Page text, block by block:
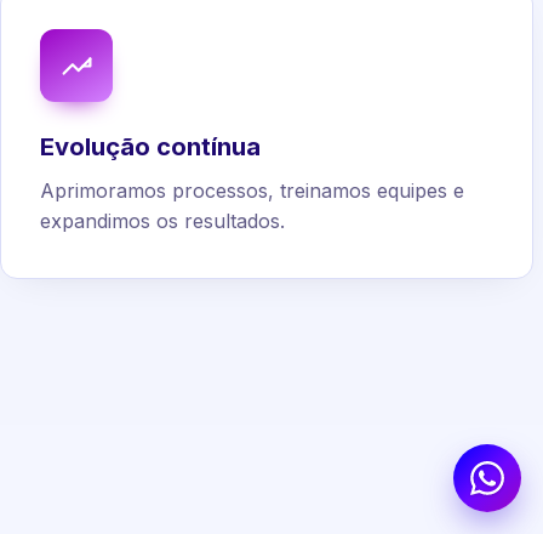
Evolução contínua
Aprimoramos processos, treinamos equipes e
expandimos os resultados.